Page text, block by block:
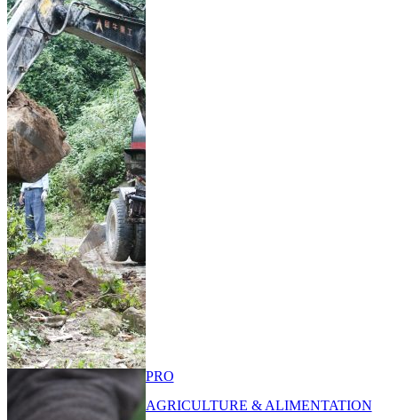
PRO
AGRICULTURE & ALIMENTATION